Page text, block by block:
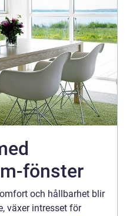
fönster
och hållbarhet blir
växer intresset för